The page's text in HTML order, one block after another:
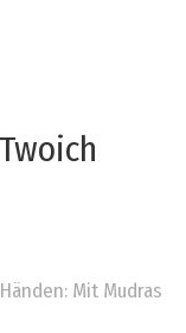
Mit Mudras